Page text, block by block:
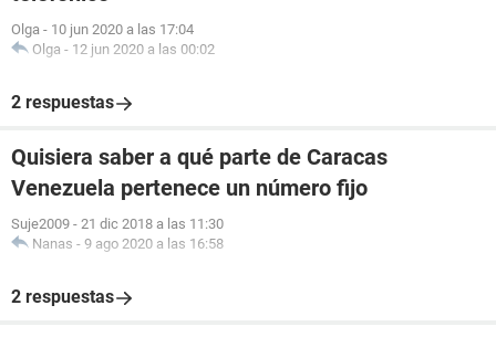
Olga - 10 jun 2020 a las 17:04
Olga - 12 jun 2020 a las 00:02
2 respuestas
Quisiera saber a qué parte de Caracas
Venezuela pertenece un número fijo
Suje2009 - 21 dic 2018 a las 11:30
Nanas - 9 ago 2020 a las 16:58
2 respuestas